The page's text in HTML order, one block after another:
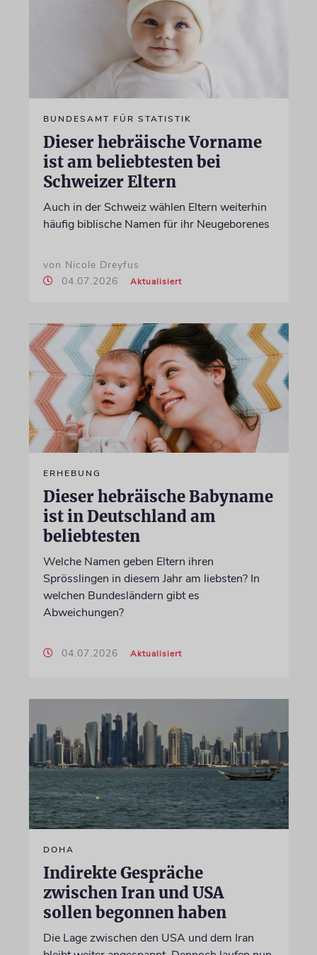
BUNDESAMT FÜR STATISTIK
Dieser hebräische Vorname
ist am beliebtesten bei
Schweizer Eltern
Auch in der Schweiz wählen Eltern weiterhin
häufig biblische Namen für ihr Neugeborenes
von Nicole Dreyfus
04.07.2026
Aktualisiert
ERHEBUNG
Dieser hebräische Babyname
ist in Deutschland am
beliebtesten
Welche Namen geben Eltern ihren
Sprösslingen in diesem Jahr am liebsten? In
welchen Bundesländern gibt es
Abweichungen?
04.07.2026 Aktualisiert
DOHA
Indirekte Gespräche
zwischen Iran und USA
sollen begonnen haben
Die Lage zwischen den USA und dem Iran